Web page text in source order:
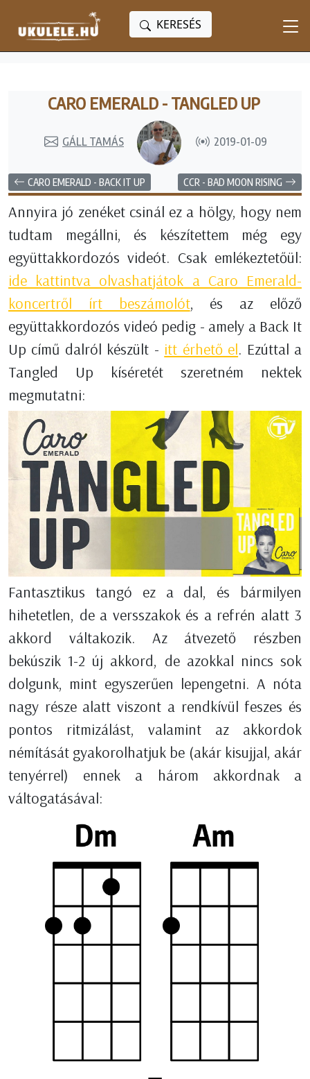
KERESÉS
CARO EMERALD - TANGLED UP
GÁLL TAMÁS 2019-01-09
CARO EMERALD - BACK IT UP CCR - BAD MOON RISING
Annyira jó zenéket csinál ez a hölgy, hogy nem
tudtam megállni, és készítettem még egy
együttakkordozós videót. Csak emlékeztetőül:
ide kattintva olvashatjátok a Caro Emerald-
koncertről írt beszámolót, és az előző
együttakkordozós videó pedig - amely a Back It
Up című dalról készült - itt érhető el. Ezúttal a
Tangled Up kíséretét szeretném nektek
megmutatni:
Fantasztikus tangó ez a dal, és bármilyen
hihetetlen, de a versszakok és a refrén alatt 3
akkord váltakozik. Az átvezető részben
bekúszik 1-2 új akkord, de azokkal nincs sok
dolgunk, mint egyszerűen lepengetni. A nóta
nagy része alatt viszont a rendkívül feszes és
pontos ritmizálást, valamint az akkordok
némítását gyakorolhatjuk be (akár kisujjal, akár
tenyérrel) ennek a három akkordnak a
váltogatásával: